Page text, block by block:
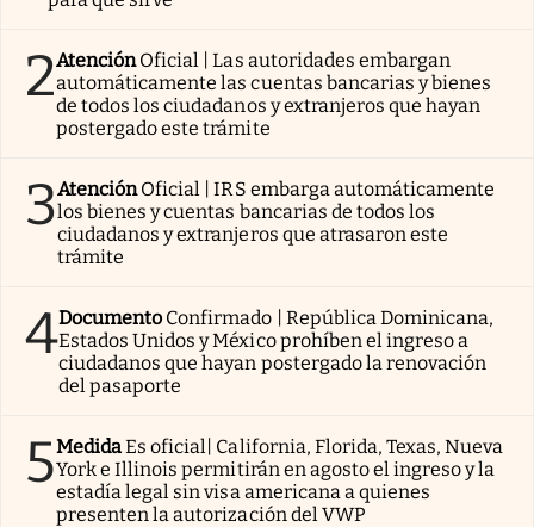
2AtenciónOficial | Las autoridades embargan
automáticamente las cuentas bancarias y bienes
de todos los ciudadanos y extranjeros que hayan
postergado este trámite
3AtenciónOficial | IRS embarga automáticamente
los bienes y cuentas bancarias de todos los
ciudadanos y extranjeros que atrasaron este
trámite
4Documento Confirmado | República Dominicana,
Estados Unidos y México prohíben el ingreso a
ciudadanos que hayan postergado la renovación
del pasaporte
5MedidaEs oficial| California, Florida, Texas, Nueva
York e Illinois permitirán en agosto el ingreso y la
estadía legal sin visa americana a quienes
presenten la autorización del VWP